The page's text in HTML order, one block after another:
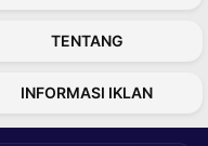
TENTANG
INFORMASI IKLAN